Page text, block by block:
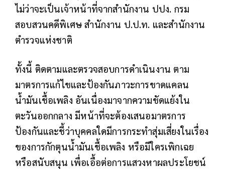
ไม่ว่าจะเป็นเจ้าหน้าที่จากสำนักงาน ปปง. กรม
สอบสวนคดีพิเศษ สำนักงาน ป.ป.ท. และสำนักงาน
ตำรวจแห่งชาติ
ทั้งนี้ ติดตามและตรวจสอบการดำเนินงาน ตาม
มาตรการแก้ไขและป้องกันภาวะการขาดแคลน
น้ำมันเชื้อเพลิง อันเนื่องมาจากความขัดแย้งใน
ตะวันออกกลาง มีหน้าที่จะต้องเสนอมาตรการ
ป้องกันและชี้ว่าบุคคลใดมีการกระทำสุ่มเสี่ยงในเรื่อง
ของการกักตุนน้ำมันเชื้อเพลิง หรือมีใครเพิกเฉย
หรือสนับสนุน เพื่อเอื้อต่อการแสวงหาผลประโยชน์